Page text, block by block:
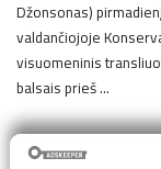
Džonsonas)
valdančiojoje
visuomeninis
balsais prieš…